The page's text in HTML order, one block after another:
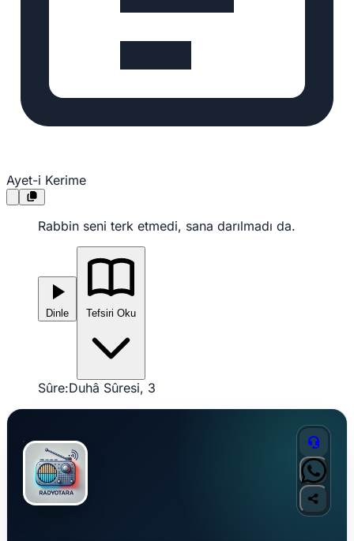
Ayet-i Kerime
Rabbin seni terk etmedi, sana darılmadı da.
Dinle
Sûre:Duhâ Sûresi, 3